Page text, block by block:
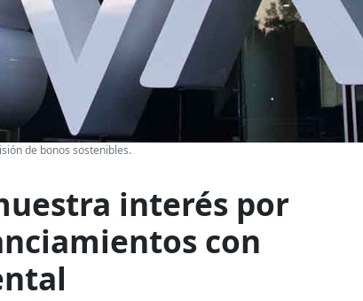
de bonos sostenibles.
interés por
con